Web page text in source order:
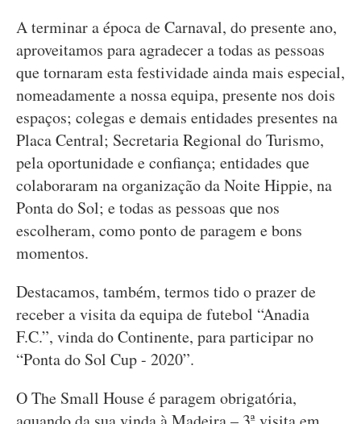
A terminar a época de Carnaval, do presente ano,
aproveitamos para agradecer a todas as pessoas
que tornaram esta festividade ainda mais especial,
nomeadamente a nossa equipa, presente nos dois
espaços; colegas e demais entidades presentes na
Placa Central; Secretaria Regional do Turismo,
pela oportunidade e confiança; entidades que
colaboraram na organização da Noite Hippie, na
Ponta do Sol; e todas as pessoas que nos
escolheram, como ponto de paragem e bons
momentos.
Destacamos, também, termos tido o prazer de
receber a visita da equipa de futebol “Anadia
F.C.”, vinda do Continente, para participar no
“Ponta do Sol Cup - 2020”.
O The Small House é paragem obrigatória,